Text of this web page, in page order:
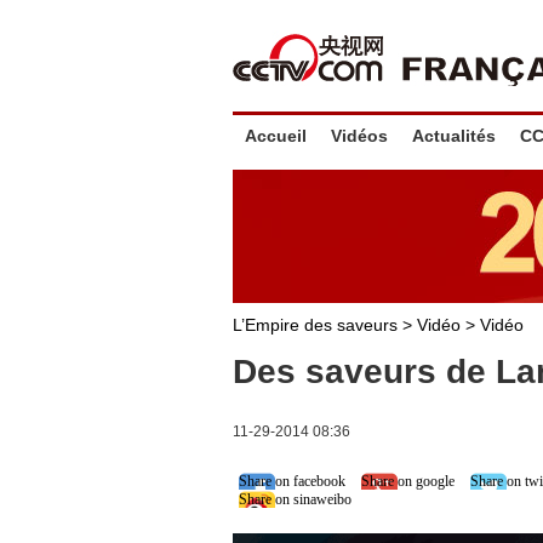
Accueil Vidéos Actualités
L’Empire des saveurs > Vidéo > Vidéo
Des saveurs de
11-29-2014 08:36
Share on facebook Share on google
Share on
Share on sinaweibo